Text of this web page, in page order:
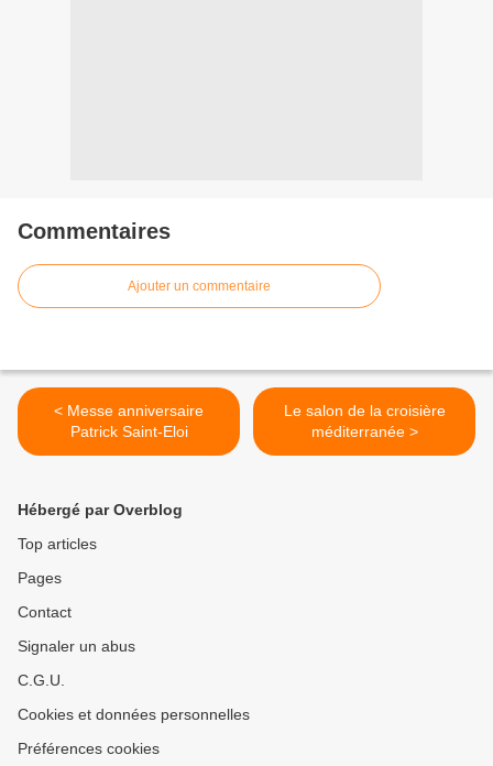
Commentaires
Ajouter un commentaire
< Messe anniversaire
Patrick Saint-Eloi
Le salon de la croisière
méditerranée >
Hébergé par Overblog
Top articles
Pages
Contact
Signaler un abus
C.G.U.
Cookies et données personnelles
Préférences cookies